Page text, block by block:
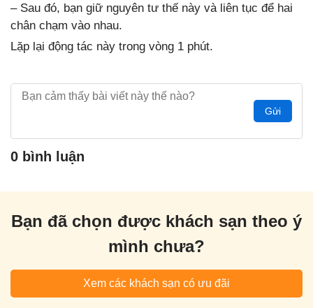
– Sau đó, bạn giữ nguyên tư thế này và liên tục để hai
chân chạm vào nhau.
Lặp lại động tác này trong vòng 1 phút.
Gửi
0 bình luận
Bạn đã chọn được khách sạn theo ý
mình chưa?
Xem các khách sạn có ưu đãi